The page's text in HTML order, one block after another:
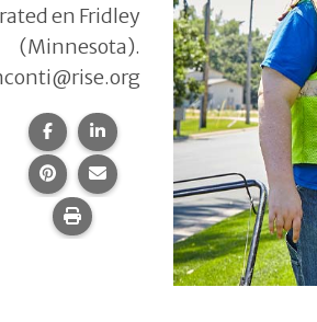
en Fridley
(Minnesota).
Compartir esta página en
Compartir esta página en
Compartir esta página en
Comparte esta página
Imprime esta página.